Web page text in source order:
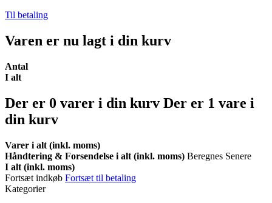
Til betaling
Varen er nu lagt i din kurv
Antal
I alt
Der er 0 varer i din kurv Der er 1 vare i
din kurv
Varer i alt (inkl. moms)
Håndtering & Forsendelse i alt (inkl. moms) Beregnes Senere
I alt (inkl. moms)
Fortsæt indkøb Fortsæt til betaling
Kategorier